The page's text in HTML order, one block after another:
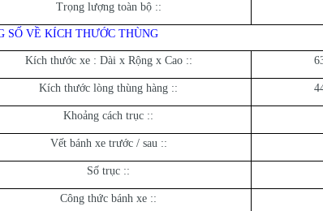
Trọng lượng toàn bộ ::
SỐ VỀ KÍCH THƯỚC THÙNG
Kích thước xe : Dài x Rộng x Cao ::
Kích thước lòng thùng hàng ::
Khoảng cách trục ::
Vết bánh xe trước / sau ::
Số trục ::
Công thức bánh xe ::